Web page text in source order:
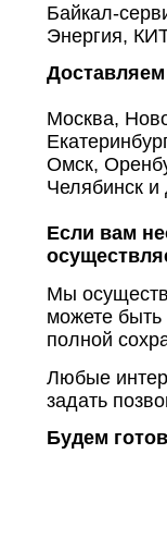
Байкал-
Энергия,
Москва,
Омск,
Челябинск и
Если вам
Мы
можете быть
полной
Любые
задать
Будем